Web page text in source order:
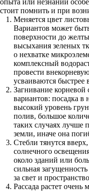
опыта или незнании
стоит помнить и при
Меняется цвет
Вариантов может
поверхности до
высыхания зеленых
о нехватке
комплексный
провести
усваиваются быстрее
Загнивание корневой
вариантов: посадка в
высокий уровень
полив, большое
таких случаях лучше
земли, иначе она
Стебли тянутся
солнечного
около зданий или
сильная
за свет и
Рассада растет очень